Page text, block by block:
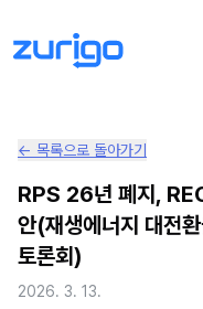
PPA 계약
수요기업 PPA 계산
발전소 PPA 계산
PPA 관리
PPA 모니터링
PPA 매뉴얼
← 목록으로 돌아가기
RPS 26년 폐지,
안(재생에너지 대전
토론회)
2026. 3. 13.